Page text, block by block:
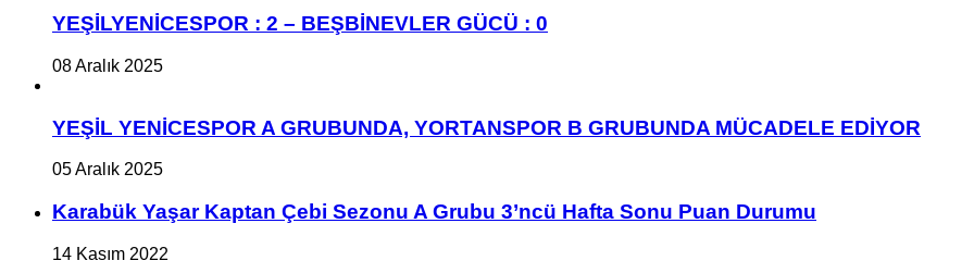
YEŞİLYENİCESPOR : 2 – BEŞBİNEVLER GÜCÜ : 0
08 Aralık 2025
YEŞİL YENİCESPOR A GRUBUNDA, YORTANSPOR B GRUBUNDA MÜCADELE EDİYOR
05 Aralık 2025
Karabük Yaşar Kaptan Çebi Sezonu A Grubu 3’ncü Hafta Sonu Puan Durumu
14 Kasım 2022